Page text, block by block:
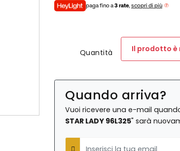
paga fino a3 rate, scopri di più
Quantità Il prodotto è
Quando arriva?
Vuoi ricevere una e-mail
STAR LADY 96L325" sarà